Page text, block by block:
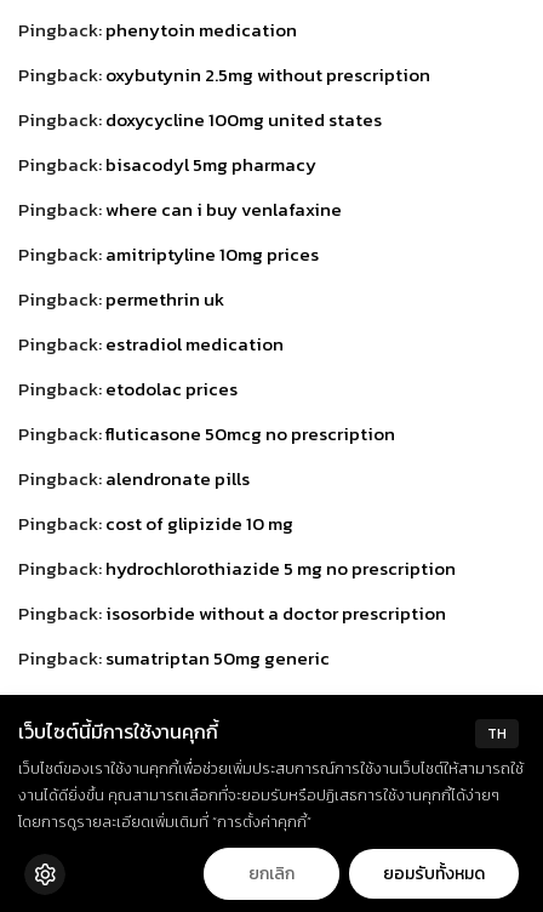
Pingback:phenytoin medication
Pingback:oxybutynin 2.5mg without prescription
Pingback:doxycycline 100mg united states
Pingback:bisacodyl 5mg pharmacy
Pingback:where can i buy venlafaxine
Pingback:amitriptyline 10mg prices
Pingback:permethrin uk
Pingback:estradiol medication
Pingback:etodolac prices
Pingback:fluticasone 50mcg no prescription
Pingback:alendronate pills
Pingback:cost of glipizide 10 mg
Pingback:hydrochlorothiazide 5 mg no prescription
Pingback:isosorbide without a doctor prescription
Pingback:sumatriptan 50mg generic
Pingback:order loperamide 2 mg
Pingback:azathioprine without prescription
Pingback: cheap propranolol
Pingback:
indomethacin 75mg prices
Pingback:
terbinafine nz
TH
เว็บไซต์นี้มีการใช้งานคุกกี้
เว็บไซต์ของเราใช้งานคุกกี้เพื่อช่วยเพิ่มประสบการณ์การใช้งานเว็บไซต์ให้สามารถใช้
งานได้ดียิ่งขึ้น คุณสามารถเลือกที่จะยอมรับหรือปฏิเสธการใช้งานคุกกี้ได้ง่ายๆ
โดยการดูรายละเอียดเพิ่มเติมที่ “การตั้งค่าคุกกี้”
ยกเลิก ยอมรับทั้งหมด